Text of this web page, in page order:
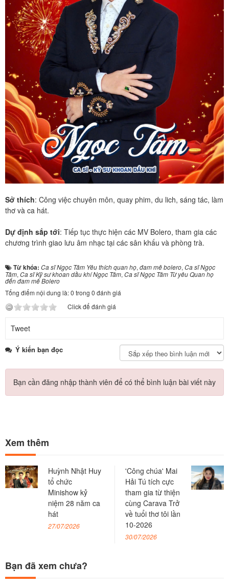
Sở thích: Công việc chuyên môn, quay phim, du lich, sáng tác, làm
thơ và ca hát.
Dự định sắp tới: Tiếp tục thực hiện các MV Bolero, tham gia các
chương trình giao lưu âm nhạc tại các sân khấu và phòng trà.
Từ khóa: Ca sĩ Ngọc Tâm Yêu thích quan họ, đam mê bolero, Ca sĩ Ngọc
Tâm, Ca sĩ Kỹ sư khoan dầu khí Ngọc Tâm, Ca sĩ Ngọc Tâm Từ yêu Quan họ
đến đam mê Bolero
Tổng điểm nội dung là: 0 trong 0 đánh giá
Click để đánh giá
Tweet
Ý kiến bạn đọc
Bạn cần đăng nhập thành viên để có thể bình luận bài viết này
Xem thêm
Huỳnh Nhật Huy
tổ chức
Minishow kỷ
niệm 28 năm ca
hát
27/07/2026
'Công chúa' Mai
Hải Tú tích cực
tham gia từ thiện
cùng Carava Trở
về tuổi thơ tôi lần
10-2026
30/07/2026
Bạn đã xem chưa?